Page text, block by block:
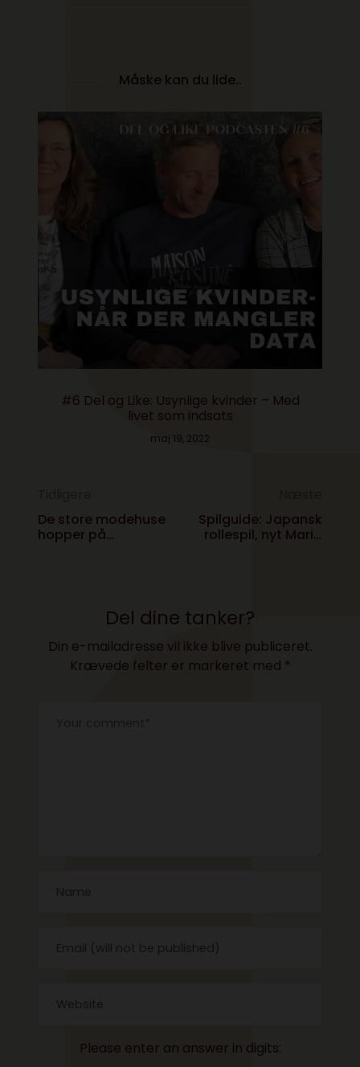
Måske kan du lide..
#6 Del og Like: Usynlige kvinder – Med
livet som indsats
maj 19, 2022
De store modehuse
hopper på
Spilguide: Japansk
rollespil, nyt Mario
Del dine tanker?
Din e-mailadresse vil ikke blive publiceret.
Krævede felter er markeret med *
Please enter an answer in digits: